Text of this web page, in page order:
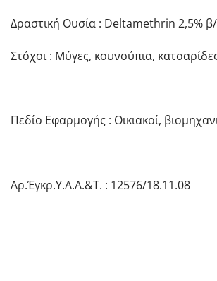
Δραστική Ουσία : Deltamethrin 2,5%
Στόχοι : Μύγες, κουνούπια,
Πεδίο Εφαρμογής : Οικιακοί,
Αρ.Έγκρ.Υ.Α.Α.&Τ. : 12576/18.11.08